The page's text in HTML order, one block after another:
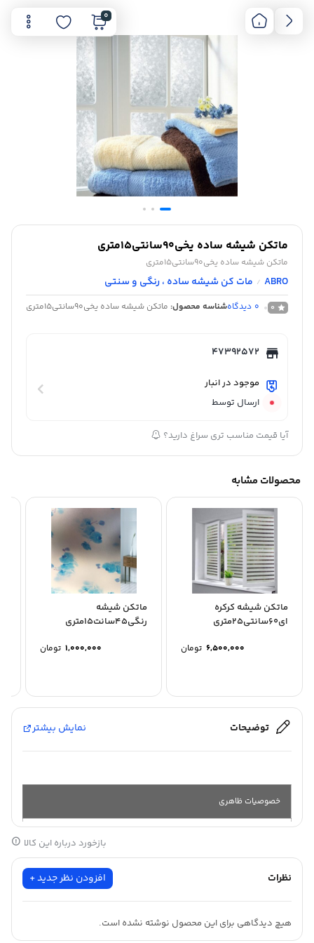
0
ماتکن شیشه ساده یخی90سانتی15متری
ماتکن شیشه ساده یخی90سانتی15متری
ABRO
/ مات کن شیشه ساده ، رنگی و سنتی
0
0 دیدگاهشناسه محصول: ماتکن شیشه ساده یخی90سانتی15متری
47392572
موجود در انبار
ارسال توسط
آیا قیمت مناسب تری سراغ دارید؟
محصولات مشابه
ماتکن شیشه کرکره
ای60سانتی25متری
6,500,000 تومان
ماتکن شیشه
رنگی45سانت15متری
1,000,000 تومان
توضیحات نمایش بیشتر
خصوصیات ظاهری
ضد
آب
15 متر
عرض :
بازخورد درباره این کالا
نظرات افزودن نظر جدید +
هیچ دیدگاهی برای این محصول نوشته نشده است.